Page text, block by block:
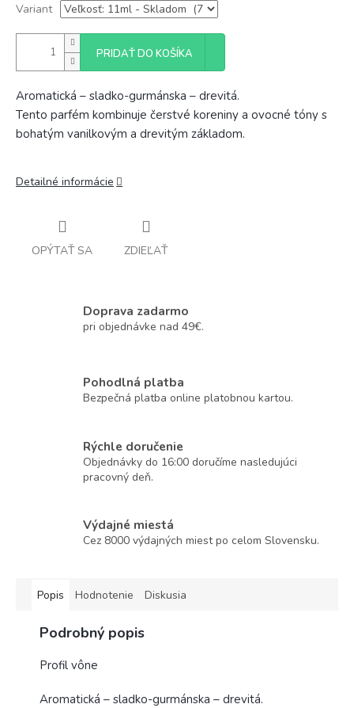
Variant
PRIDAŤ DO KOŠÍKA
Aromatická – sladko-gurmánska – drevitá.
Tento parfém kombinuje čerstvé koreniny a ovocné tóny s
bohatým vanilkovým a drevitým základom.
Detailné informácie
OPÝTAŤ SA ZDIEĽAŤ
Doprava zadarmo
pri objednávke nad 49€.
Pohodlná platba
Bezpečná platba online platobnou kartou.
Rýchle doručenie
Objednávky do 16:00 doručíme nasledujúci
pracovný deň.
Výdajné miestá
Cez 8000 výdajných miest po celom Slovensku.
Popis Hodnotenie Diskusia
Podrobný popis
Profil vône
Aromatická – sladko-gurmánska – drevitá.